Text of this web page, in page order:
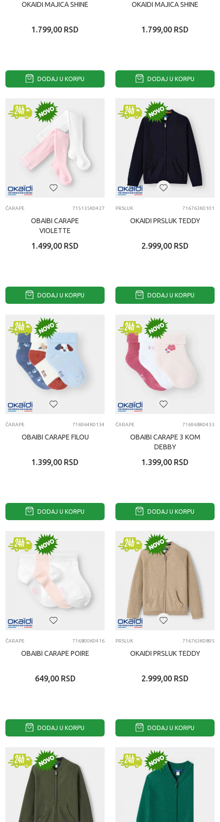
OKAIDI MAJICA SHINE
1.799,00 RSD
DODAJ U KORPU
OKAIDI MAJICA SHINE
1.799,00 RSD
DODAJ U KORPU
ČARAPE 715135K0427
OBAIBI CARAPE
VIOLETTE
1.499,00 RSD
DODAJ U KORPU
PRSLUK 716763K0101
OKAIDI PRSLUK TEDDY
2.999,00 RSD
DODAJ U KORPU
ČARAPE 716964K0134
OBAIBI CARAPE FILOU
1.399,00 RSD
DODAJ U KORPU
ČARAPE 716968K0433
OBAIBI CARAPE 3 KOM
DEBBY
1.399,00 RSD
DODAJ U KORPU
ČARAPE 716800K0416
OBAIBI CARAPE POIRE
649,00 RSD
DODAJ U KORPU
PRSLUK 716763K0895
OKAIDI PRSLUK TEDDY
2.999,00 RSD
DODAJ U KORPU